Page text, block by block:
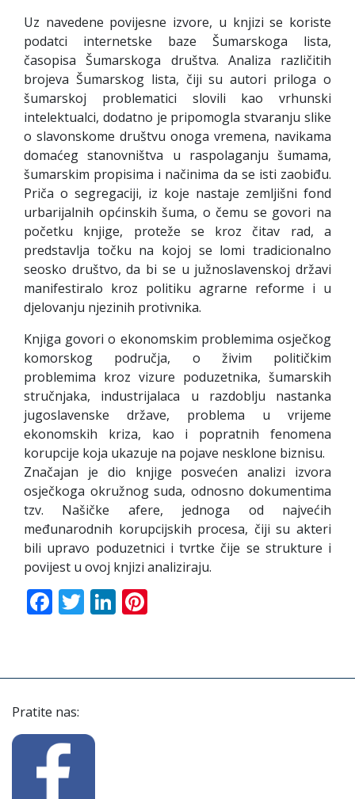
Uz navedene povijesne izvore, u knjizi se koriste
podatci internetske baze Šumarskoga lista,
časopisa Šumarskoga društva. Analiza različitih
brojeva Šumarskog lista, čiji su autori priloga o
šumarskoj problematici slovili kao vrhunski
intelektualci, dodatno je pripomogla stvaranju slike
o slavonskome društvu onoga vremena, navikama
domaćeg stanovništva u raspolaganju šumama,
šumarskim propisima i načinima da se isti zaobiđu.
Priča o segregaciji, iz koje nastaje zemljišni fond
urbarijalnih općinskih šuma, o čemu se govori na
početku knjige, proteže se kroz čitav rad, a
predstavlja točku na kojoj se lomi tradicionalno
seosko društvo, da bi se u južnoslavenskoj državi
manifestiralo kroz politiku agrarne reforme i u
djelovanju njezinih protivnika.
Knjiga govori o ekonomskim problemima osječkog
komorskog područja, o živim političkim
problemima kroz vizure poduzetnika, šumarskih
stručnjaka, industrijalaca u razdoblju nastanka
jugoslavenske države, problema u vrijeme
ekonomskih kriza, kao i popratnih fenomena
korupcije koja ukazuje na pojave nesklone biznisu.
Značajan je dio knjige posvećen analizi izvora
osječkoga okružnog suda, odnosno dokumentima
tzv. Našičke afere, jednoga od najvećih
međunarodnih korupcijskih procesa, čiji su akteri
bili upravo poduzetnici i tvrtke čije se strukture i
povijest u ovoj knjizi analiziraju.
Facebook
TwitterLinkedIn
Pratite nas: